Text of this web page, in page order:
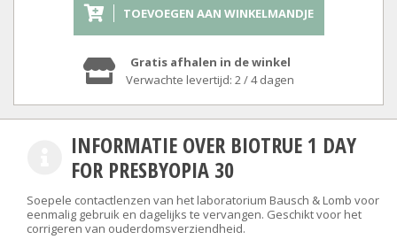
TOEVOEGEN AAN WINKELMANDJE
Gratis afhalen in de winkel
Verwachte levertijd: 2 / 4 dagen
INFORMATIE OVER BIOTRUE 1 DAY
FOR PRESBYOPIA 30
Soepele contactlenzen van het laboratorium Bausch & Lomb voor
eenmalig gebruik en dagelijks te vervangen. Geschikt voor het
corrigeren van ouderdomsverziendheid.